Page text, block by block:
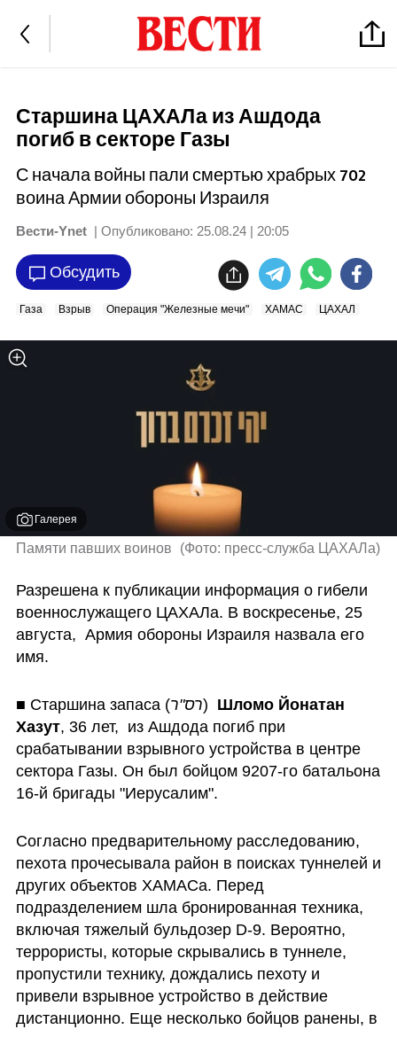
Старшина ЦАХАЛа из Ашдода
погиб в секторе Газы
С начала войны пали смертью храбрых 702
воина Армии обороны Израиля
Вести-Ynet | Опубликовано: 25.08.24 | 20:05
Обсудить
Газа Взрыв Операция "Железные мечи" ХАМАС ЦАХАЛ
Галерея
Памяти павших воинов (Фото: пресс-служба ЦАХАЛа)
Разрешена к публикации информация о гибели
военнослужащего ЦАХАЛа. В воскресенье, 25
августа,  Армия обороны Израиля назвала его
имя.
■ Старшина запаса (רס"ר) Шломо Йонатан
Хазут, 36 лет,  из Ашдода погиб при
срабатывании взрывного устройства в центре
сектора Газы. Он был бойцом 9207-го батальона
16-й бригады "Иерусалим".
Согласно предварительному расследованию,
пехота прочесывала район в поисках туннелей и
других объектов ХАМАСа. Перед
подразделением шла бронированная техника,
включая тяжелый бульдозер D-9. Вероятно,
террористы, которые скрывались в туннеле,
пропустили технику, дождались пехоту и
привели взрывное устройство в действие
дистанционно. Еще несколько бойцов ранены, в